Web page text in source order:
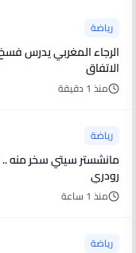
رياضة
الاتفاق
منذ 1 دقيقة
رياضة
رودري
منذ 1 ساعة
رياضة